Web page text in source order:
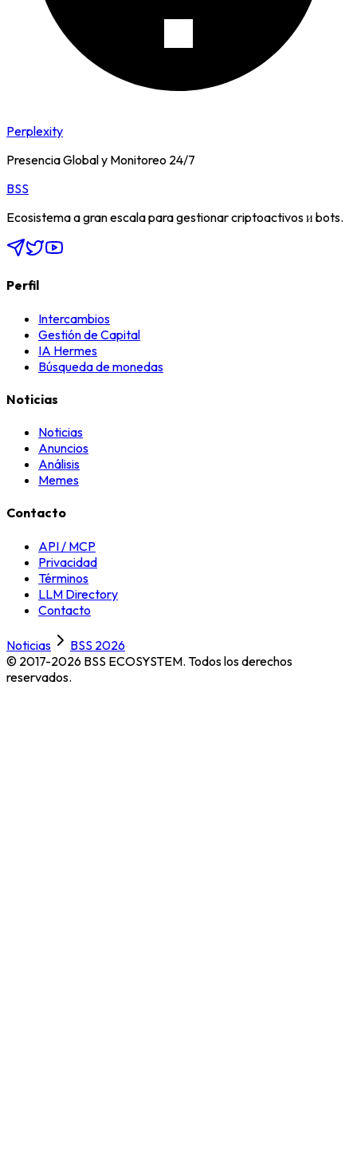
Perplexity
Presencia Global y Monitoreo 24/7
BSS
Ecosistema a gran escala para gestionar criptoactivos и bots.
Perfil
Intercambios
Gestión de Capital
IA Hermes
Búsqueda de monedas
Noticias
Noticias
Anuncios
Análisis
Memes
Contacto
API / MCP
Privacidad
Términos
LLM Directory
Contacto
Noticias
BSS 2026
© 2017-2026 BSS ECOSYSTEM. Todos los derechos
reservados.